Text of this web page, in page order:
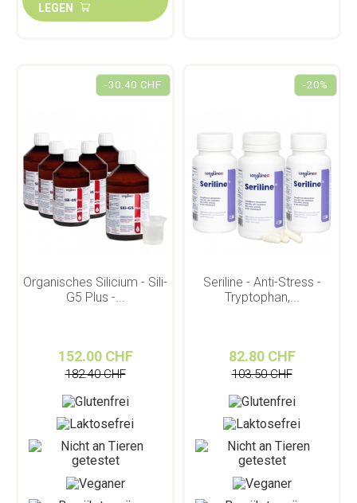
LEGEN
-30.40 CHF
Organisches Silicium - Sili-
G5 Plus -...
152.00 CHF
182.40 CHF
-20%
Seriline - Anti-Stress -
Tryptophan,...
82.80 CHF
103.50 CHF